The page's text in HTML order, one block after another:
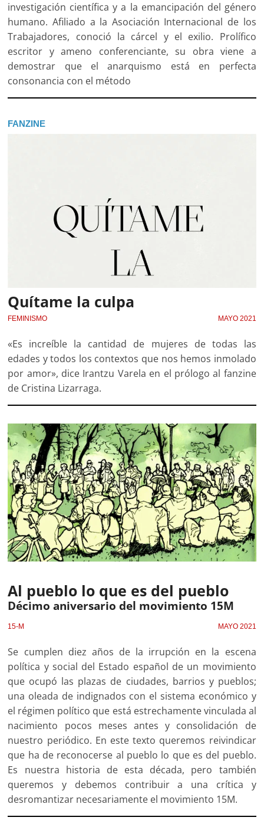
investigación científica y a la emancipación del género
humano. Afiliado a la Asociación Internacional de los
Trabajadores, conoció la cárcel y el exilio. Prolífico
escritor y ameno conferenciante, su obra viene a
demostrar que el anarquismo está en perfecta
consonancia con el método
FANZINE
Quítame la culpa
FEMINISMO MAYO 2021
«Es increíble la cantidad de mujeres de todas las
edades y todos los contextos que nos hemos inmolado
por amor», dice Irantzu Varela en el prólogo al fanzine
de Cristina Lizarraga.
Al pueblo lo que es del pueblo
Décimo aniversario del movimiento 15M
15-M MAYO 2021
Se cumplen diez años de la irrupción en la escena
política y social del Estado español de un movimiento
que ocupó las plazas de ciudades, barrios y pueblos;
una oleada de indignados con el sistema económico y
el régimen político que está estrechamente vinculada al
nacimiento pocos meses antes y consolidación de
nuestro periódico. En este texto queremos reivindicar
que ha de reconocerse al pueblo lo que es del pueblo.
Es nuestra historia de esta década, pero también
queremos y debemos contribuir a una crítica y
desromantizar necesariamente el movimiento 15M.